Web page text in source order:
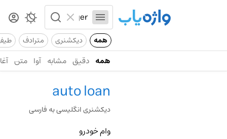
همه دیکشنری مترادف
همه دقیق مشابه آوا متن
auto loan
دیکشنری انگلیسی به فارسی
وام خودرو